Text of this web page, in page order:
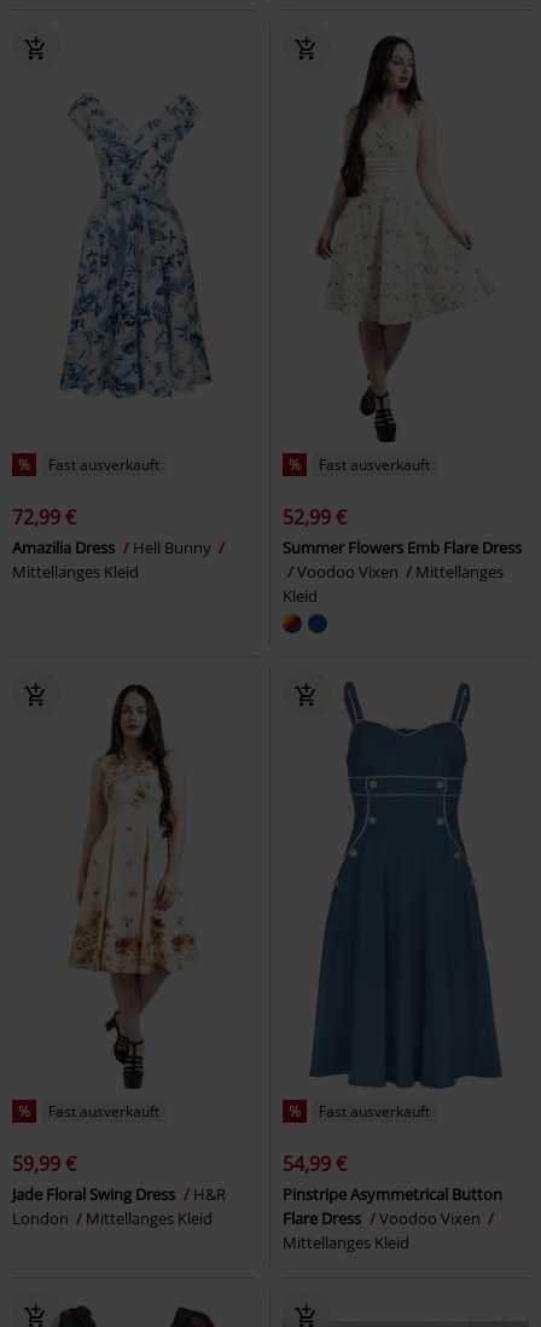
% Fast ausverkauft
72,99 €
Amazilia Dress
Hell Bunny
Mittellanges Kleid
% Fast ausverkauft
52,99 €
Summer Flowers Emb Flare Dress
Voodoo Vixen
Mittellanges
Kleid
% Fast ausverkauft
59,99 €
Jade Floral Swing Dress
H&R
London
Mittellanges Kleid
% Fast ausverkauft
54,99 €
Pinstripe Asymmetrical Button
Flare Dress
Voodoo Vixen
Mittellanges Kleid